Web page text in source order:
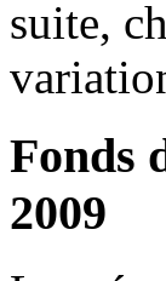
suite,
Fonds
2009